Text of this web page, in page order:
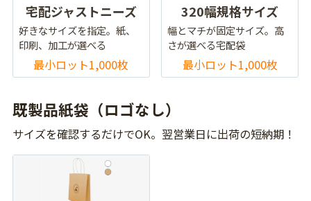
宅配ジャストニーズ
好きなサイズを指定。紙、
印刷、加工が選べる
最小ロット1,000枚
320幅規格サイズ
幅とマチが固定サイズ。高
さが選べる宅配袋
最小ロット1,000枚
既製品紙袋（ロゴなし）
サイズを確認するだけでOK。翌営業日に出荷の短納期！